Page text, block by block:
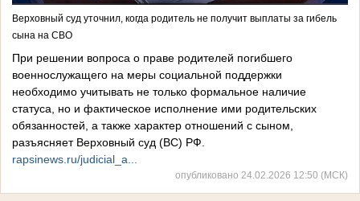
Верховный суд уточнил, когда родитель не получит выплаты за гибель
сына на СВО
При решении вопроса о праве родителей погибшего
военнослужащего на меры социальной поддержки
необходимо учитывать не только формальное наличие
статуса, но и фактическое исполнение ими родительских
обязанностей, а также характер отношений с сыном,
разъясняет Верховный суд (ВС) РФ.
rapsinews.ru/judicial_a...
опубликовано 24.02.2026 12:50 (МСК)